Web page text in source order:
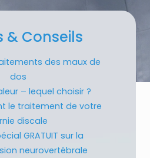
& Conseils
des maux de
dos
– lequel choisir ?
le traitement de votre
discale
GRATUIT sur la
neurovertébrale